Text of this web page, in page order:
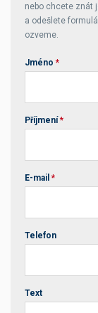
nebo chcete znát
a odešlete
ozveme.
Jméno *
Příjmení *
E-mail *
Telefon
Text